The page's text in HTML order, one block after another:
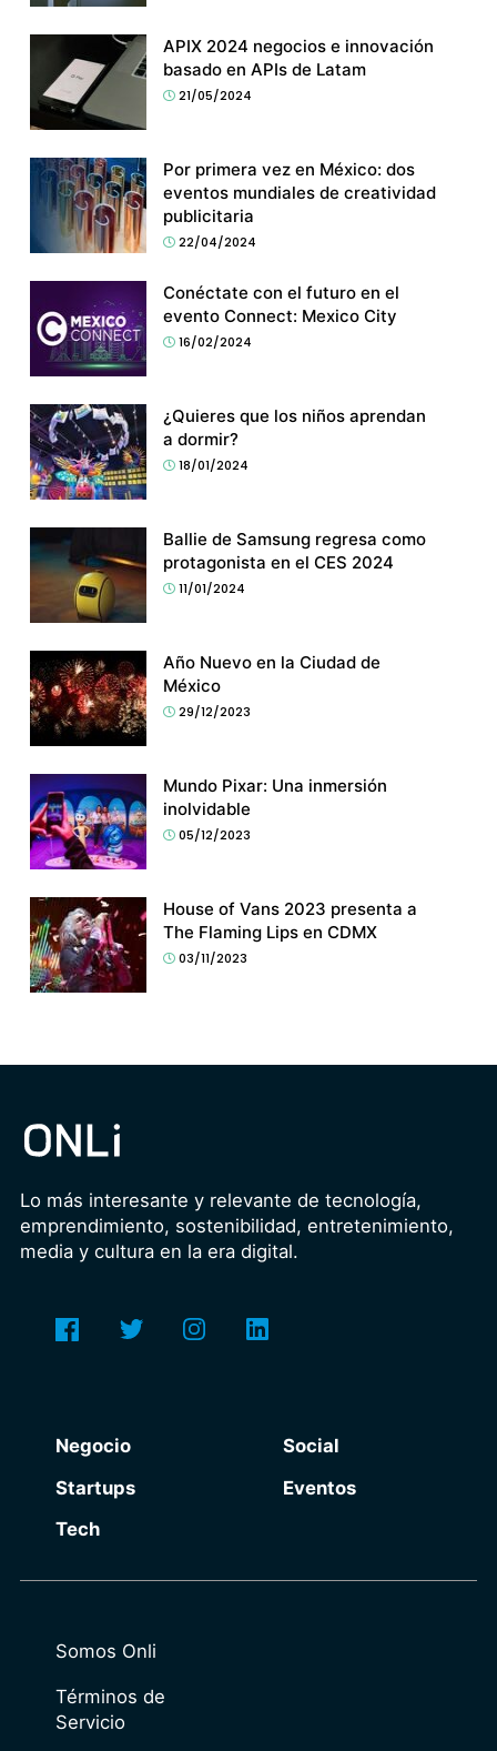
APIX 2024 negocios e innovación
basado en APIs de Latam
21/05/2024
Por primera vez en México: dos
eventos mundiales de creatividad
publicitaria
22/04/2024
Conéctate con el futuro en el
evento Connect: Mexico City
16/02/2024
¿Quieres que los niños aprendan
a dormir?
18/01/2024
Ballie de Samsung regresa como
protagonista en el CES 2024
11/01/2024
Año Nuevo en la Ciudad de
México
29/12/2023
Mundo Pixar: Una inmersión
inolvidable
05/12/2023
House of Vans 2023 presenta a
The Flaming Lips en CDMX
03/11/2023
Lo más interesante y relevante de tecnología,
emprendimiento, sostenibilidad, entretenimiento,
media y cultura en la era digital.
Negocio
Startups
Tech
Social
Eventos
Somos Onli
Términos de
Servicio